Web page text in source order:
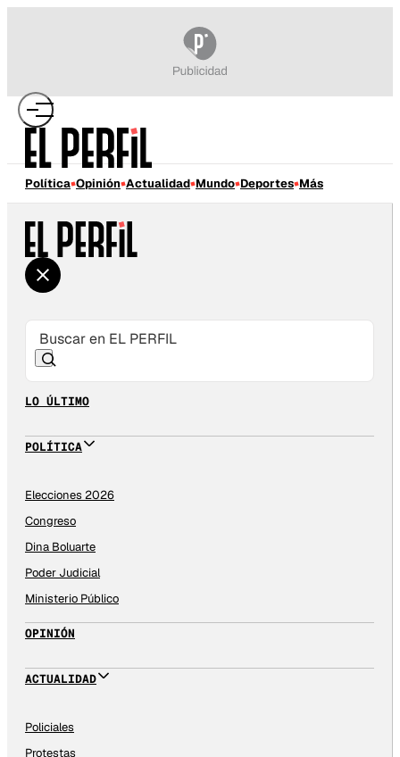
Política Opinión Actualidad Mundo Deportes Más
LO ÚLTIMO
POLÍTICA
Elecciones 2026
Congreso
Dina Boluarte
Poder Judicial
Ministerio Público
OPINIÓN
ACTUALIDAD
Policiales
Protestas